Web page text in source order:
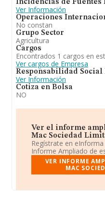
Incidencias de Fuentes
Ver Información
Operaciones
No constan
Grupo Sector
Agricultura
Cargos
Encontrados 1 cargos en
Ver cargos de Empresa
Responsabilidad
Ver Información
Cotiza en Bolsa
NO
Ver el informe
Mac Sociedad
Regístrate en
Informe Ampliado de
VER INFORME
MAC